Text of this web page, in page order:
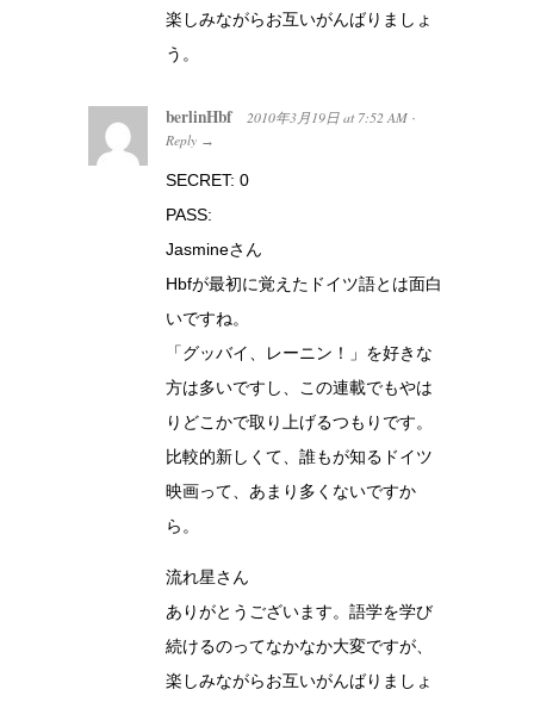
楽しみながらお互いがんばりましょ
う。
berlinHbf 2010年3月19日 at 7:52 AM ·
Reply →
SECRET: 0
PASS:
Jasmineさん
Hbfが最初に覚えたドイツ語とは面白
いですね。
「グッバイ、レーニン！」を好きな
方は多いですし、この連載でもやは
りどこかで取り上げるつもりです。
比較的新しくて、誰もが知るドイツ
映画って、あまり多くないですか
ら。
流れ星さん
ありがとうございます。語学を学び
続けるのってなかなか大変ですが、
楽しみながらお互いがんばりましょ